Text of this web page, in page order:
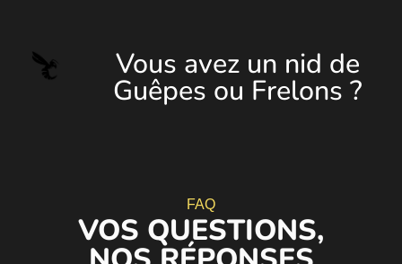
Vous avez un nid de
Guêpes ou Frelons ?
FAQ
VOS QUESTIONS,